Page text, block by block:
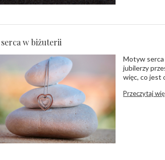
w biżuterii
Motyw serca
jubilerzy
więc, co jest
Przeczytaj